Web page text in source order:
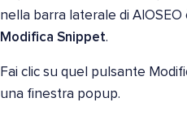
nella barra laterale di
Modifica Snippet.
Fai clic su quel pulsante
una finestra popup.